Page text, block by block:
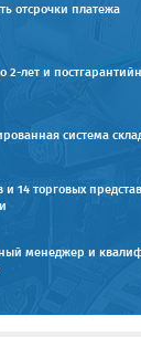
отсрочки платежа
2-лет и
система
14 торговых
менеджер и